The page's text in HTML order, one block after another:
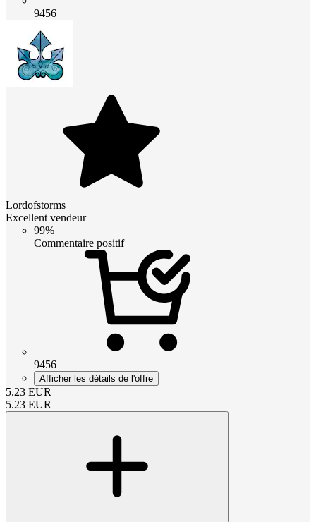
9456
Lordofstorms
Excellent vendeur
99%
Commentaire positif
9456
Afficher les détails de l'offre
5.23 EUR
5.23 EUR